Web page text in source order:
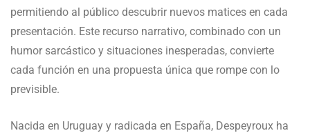
permitiendo al público descubrir nuevos matices en cada
presentación. Este recurso narrativo, combinado con un
humor sarcástico y situaciones inesperadas, convierte
cada función en una propuesta única que rompe con lo
previsible.
Nacida en Uruguay y radicada en España, Despeyroux ha